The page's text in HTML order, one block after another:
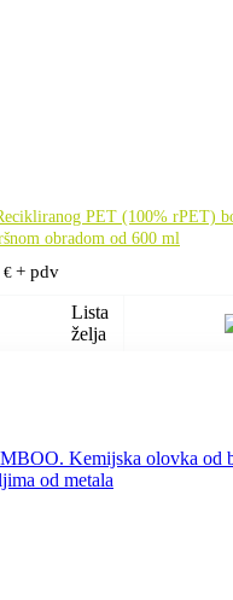
PET (100% rPET)
obradom od 600 ml
€ + pdv
Lista
želja